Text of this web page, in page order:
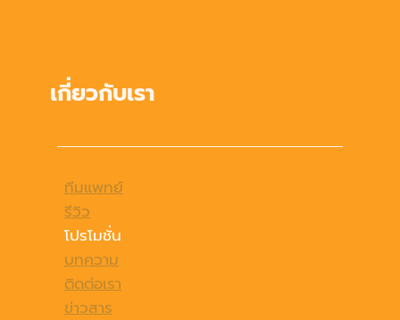
เกี่ยวกับเรา
ทีมแพทย์
รีวิว
โปรโมชั่น
บทความ
ติดต่อเรา
ข่าวสาร